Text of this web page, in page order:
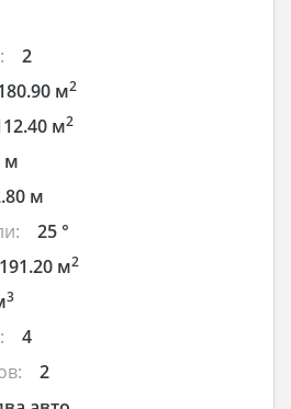
2
м2
м2
м
м
25 °
191.20 м2
3
4
2